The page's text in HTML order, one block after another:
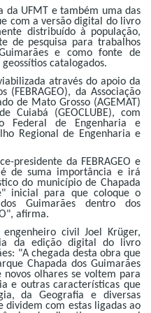
da UFMT e também uma das
com a versão digital do livro
distribuído à população,
de pesquisa para trabalhos
e como fonte de
catalogados.
através do apoio da
(FEBRAGEO), da Associação
de Mato Grosso (AGEMAT)
Cuiabá (GEOCLUBE), com
Federal de Engenharia e
Regional de Engenharia e
presidente da FEBRAGEO e
de suma importância e irá
do município de Chapada
inicial para que coloque o
Guimarães dentro dos
afirma.
civil Joel Krüger,
da edição digital do livro
"A chegada desta obra que
Chapada dos Guimarães
olhares se voltem para
e outras características que
da Geografia e diversas
dividem com estas ligadas ao